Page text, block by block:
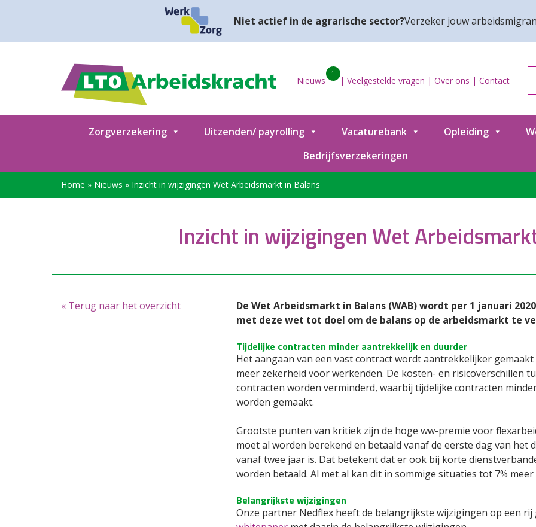
Niet actief in de agrarische sector?Verzeker jouw
Nieuws
1
| Veelgestelde vragen | Over ons | Contact
Zorgverzekering Uitzenden/ payrolling Vacaturebank Opleiding
Bedrijfsverzekeringen
Home » Nieuws » Inzicht in wijzigingen Wet Arbeidsmarkt in Balans
Inzicht in wijzigingen Wet
« Terug naar het overzicht
De Wet Arbeidsmarkt in Balans (WAB) wordt per 1 januari
met deze wet tot doel om de balans op de arbeidsmarkt te
Tijdelijke contracten minder aantrekkelijk en duurder
Het aangaan van een vast contract wordt aantrekkelijker
meer zekerheid voor werkenden. De kosten- en risicoverschillen
contracten worden verminderd, waarbij tijdelijke contracten
worden gemaakt.
Grootste punten van kritiek zijn de hoge ww-premie voor
moet al worden berekend en betaald vanaf de eerste dag van het
vanaf twee jaar is. Dat betekent dat er ook bij korte
worden betaald. Al met al kan dit in sommige situaties tot 7%
Belangrijkste wijzigingen
Onze partner Nedflex heeft de belangrijkste wijzigingen op een rij